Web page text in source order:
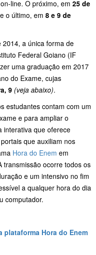
line. O próximo, em 25 de
e o último, em 8 e 9 de
a única forma de
Federal Goiano (IF
uma graduação em 2017
do Exame, cujas
9 (veja abaixo).
estudantes contam com um
e para ampliar o
interativa que oferece
que auxiliam nos
Hora do Enem em
transmissão ocorre todos os
e um intensivo no fim
a qualquer hora do dia
computador.
plataforma Hora do Enem